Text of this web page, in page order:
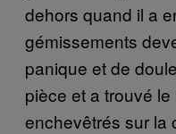
dehors quand il a
gémissements
panique et de
pièce et a trouvé
enchevêtrés sur la